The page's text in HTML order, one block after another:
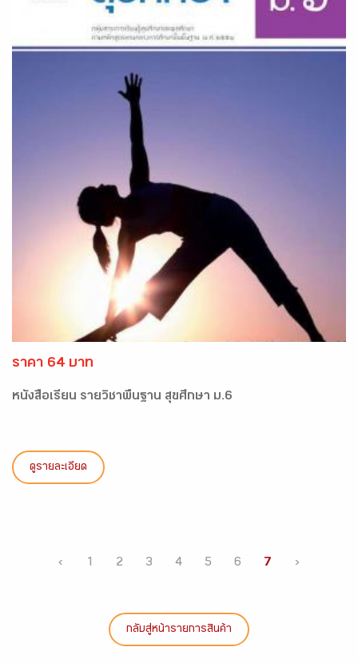
ราคา 64 บาท
หนังสือเรียน รายวิชาพื้นฐาน สุขศึกษา ม.6
ดูรายละเอียด
‹ 1 2 3 4 5 6 7 ›
กลับสู่หน้ารายการสินค้า